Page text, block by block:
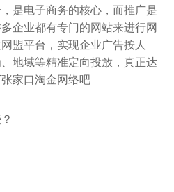
是电子商务的核心，而推广是
企业都有专门的网站来进行网
盟平台，实现企业广告按人
地域等精准定向投放，真正达
家口淘金网络吧